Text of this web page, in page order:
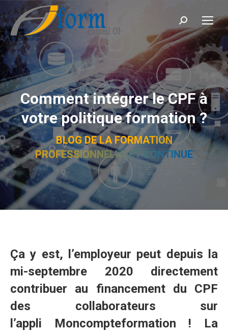
Recherche
Comment intégrer le CPF à
votre politique formation ?
BLOG DE LA FORMATION
PROFESSIONNELLE ET CONTINUE
Ça y est, l’employeur peut depuis la
mi-septembre 2020 directement
contribuer au financement du CPF
des collaborateurs sur
l’appli Moncompteformation ! La